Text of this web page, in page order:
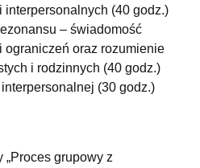
interpersonalnych (40 godz.)
– świadomość
ograniczeń oraz rozumienie
i rodzinnych (40 godz.)
(30 godz.)
grupowy z